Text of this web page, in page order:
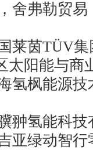
弗勒贸易
茵TÜV集
太阳能与商
枫能源技
氢能科技
绿动智行